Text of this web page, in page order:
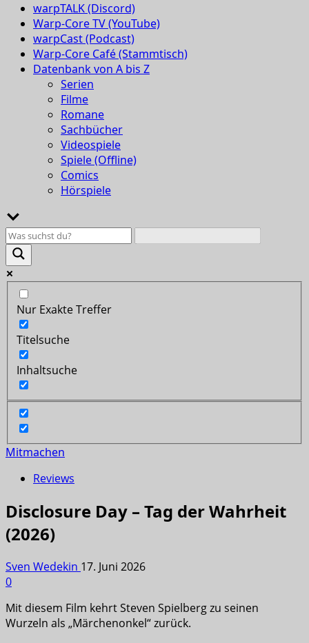
warpTALK (Discord)
Warp-Core TV (YouTube)
warpCast (Podcast)
Warp-Core Café (Stammtisch)
Datenbank von A bis Z
Serien
Filme
Romane
Sachbücher
Videospiele
Spiele (Offline)
Comics
Hörspiele
Nur Exakte Treffer
Titelsuche
Inhaltsuche
Mitmachen
Reviews
Disclosure Day – Tag der Wahrheit
(2026)
Sven Wedekin 17. Juni 2026
0
Mit diesem Film kehrt Steven Spielberg zu seinen
Wurzeln als „Märchenonkel“ zurück.